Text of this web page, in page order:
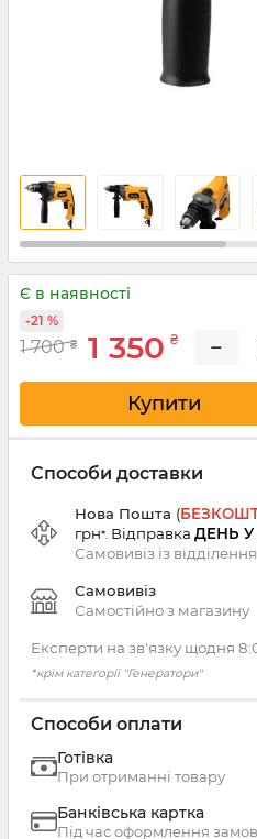
Є в наявності
1 700 ₴ 1 350 ₴
-21 %
−
Купити
Способи доставки
Нова Пошта (
грн*. Відправка ДЕНЬ
Самовивіз із відділення
Самовивіз
Самостійно з магазину
Експерти на зв'язку щодня
*крім категорії "Генератори"
Способи оплати
Готівка
При отриманні товару
Банківська картка
Під час оформлення